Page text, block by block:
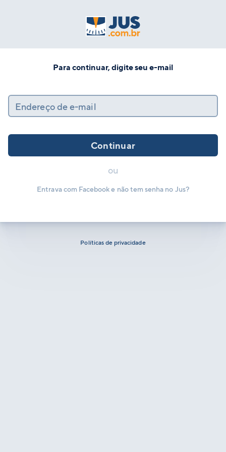
Para continuar, digite seu e-mail
Endereço de e-mail
Continuar
ou
Entrava com Facebook e não tem senha no Jus?
Políticas de privacidade